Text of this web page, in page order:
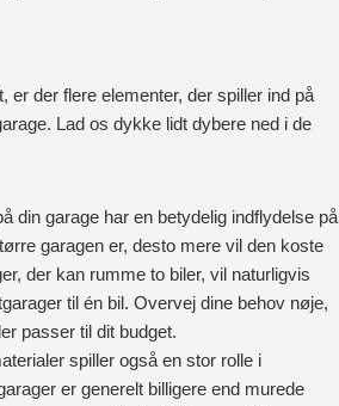
er der flere elementer, der spiller ind på
Lad os dykke lidt dybere ned i de
din garage har en betydelig indflydelse på
garagen er, desto mere vil den koste
der kan rumme to biler, vil naturligvis
til én bil. Overvej dine behov nøje,
passer til dit budget.
spiller også en stor rolle i
er generelt billigere end murede